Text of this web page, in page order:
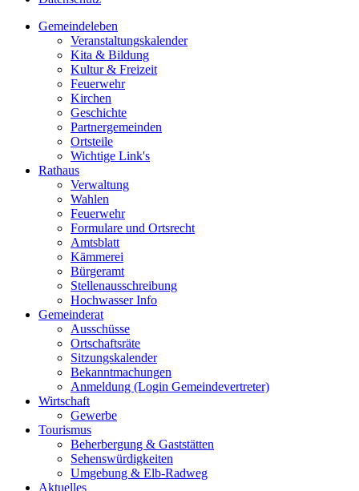
Gemeindeleben
Veranstaltungskalender
Kita & Bildung
Kultur & Freizeit
Feuerwehr
Kirchen
Geschichte
Partnergemeinden
Ortsteile
Wichtige Link's
Rathaus
Verwaltung
Wahlen
Feuerwehr
Formulare und Ortsrecht
Amtsblatt
Kämmerei
Bürgeramt
Stellenausschreibung
Hochwasser Info
Gemeinderat
Ausschüsse
Ortschaftsräte
Sitzungskalender
Bekanntmachungen
Anmeldung (Login Gemeindevertreter)
Wirtschaft
Gewerbe
Tourismus
Beherbergung & Gaststätten
Sehenswürdigkeiten
Umgebung & Elb-Radweg
Aktuelles